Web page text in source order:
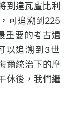
到達瓦盧比利
可追溯到225
重要的考古遺
以追溯到3世
爾統治下的摩
休後，我們繼